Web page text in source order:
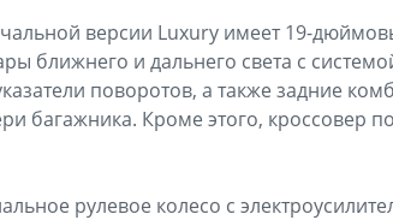
версии Luxury имеет 19-
ближнего и дальнего света с
поворотов, а также задние
багажника. Кроме этого,
рулевое колесо с